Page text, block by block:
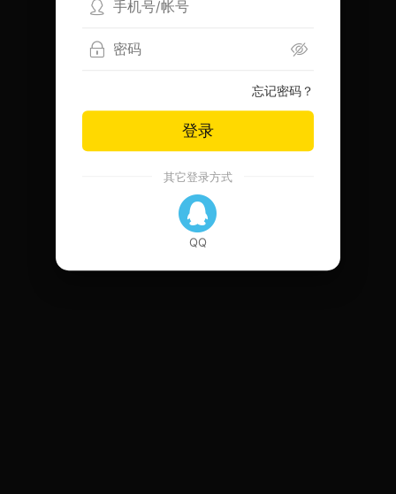
忘记密码？
登录
其它登录方式
QQ